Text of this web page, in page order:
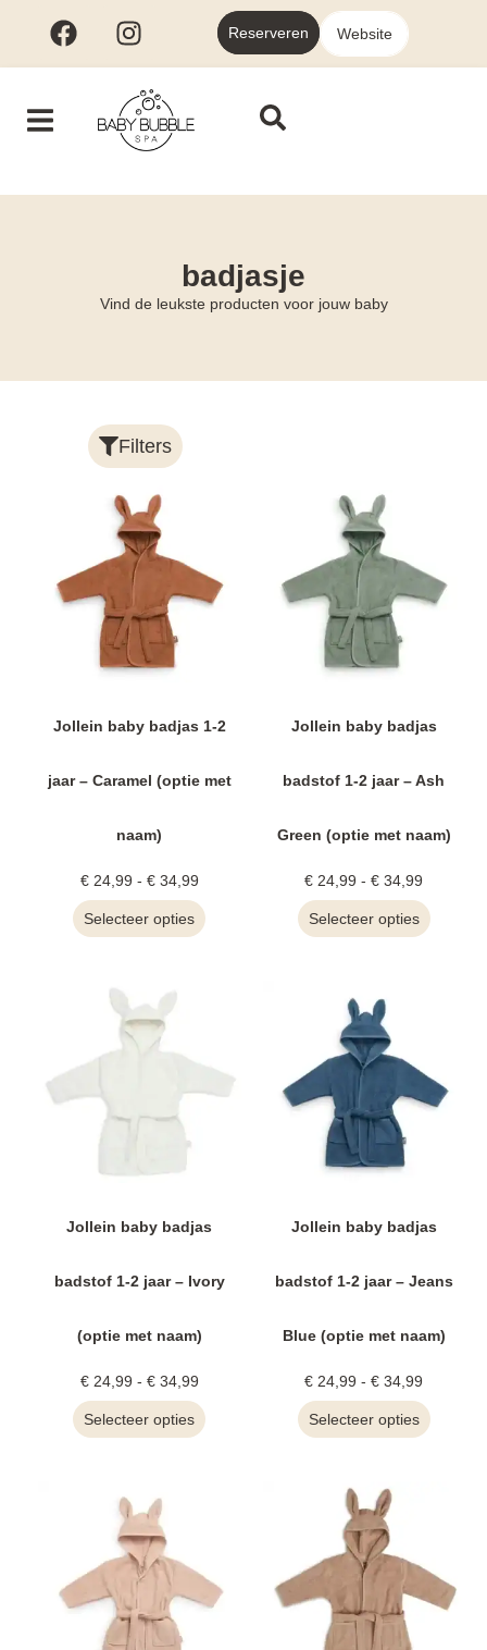
Reserveren Website
badjasje
Vind de leukste producten voor jouw baby
Filters
Jollein baby badjas 1-2
jaar – Caramel (optie met
naam)
€24,99 - €34,99
Selecteer opties
Jollein baby badjas
badstof 1-2 jaar – Ash
Green (optie met naam)
€ 24,99 - € 34,99
Selecteer opties
Jollein baby badjas
badstof 1-2 jaar – Ivory
(optie met naam)
€24,99 - €34,99
Selecteer opties
Jollein baby badjas
badstof 1-2 jaar – Jeans
Blue (optie met naam)
€ 24,99 - € 34,99
Selecteer opties